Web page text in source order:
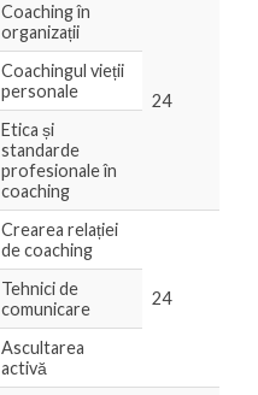
Coaching în
organizații
24
Coachingul vieții
personale
Etica și
standarde
profesionale în
coaching
Crearea relației
de coaching
24
Tehnici de
comunicare
Ascultarea
activă